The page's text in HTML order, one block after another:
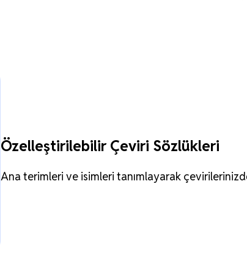
Özelleştirilebilir Çeviri Sözlükleri
Ana terimleri ve isimleri tanımlayarak